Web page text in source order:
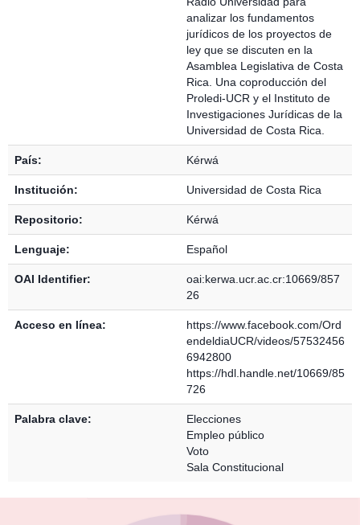
analizar los fundamentos
jurídicos de los proyectos de
ley que se discuten en la
Asamblea Legislativa de Costa
Rica. Una coproducción del
Proledi-UCR y el Instituto de
Investigaciones Jurídicas de la
Universidad de Costa Rica.
País: Kérwá
Institución: Universidad de Costa Rica
Repositorio: Kérwá
Lenguaje: Español
OAI Identifier:
oai:kerwa.ucr.ac.cr:10669/857
26
Acceso en línea:
https://www.facebook.com/Ord
endeldiaUCR/videos/57532456
6942800
https://hdl.handle.net/10669/85
726
Palabra clave:
Elecciones
Empleo público
Voto
Sala Constitucional